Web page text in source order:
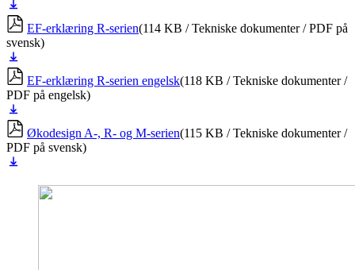
ned
EF-erklæring R-serien(114 KB / Tekniske dokumenter / PDF på
svensk)
ned
EF-erklæring R-serien engelsk(118 KB / Tekniske dokumenter /
PDF på engelsk)
ned
Økodesign A-, R- og M-serien(115 KB / Tekniske dokumenter /
PDF på svensk)